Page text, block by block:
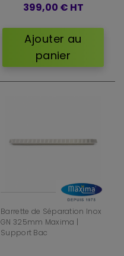
399,00 € HT
Ajouter au
panier
Barrette de Séparation Inox
GN 325mm Maxima |
Support Bac